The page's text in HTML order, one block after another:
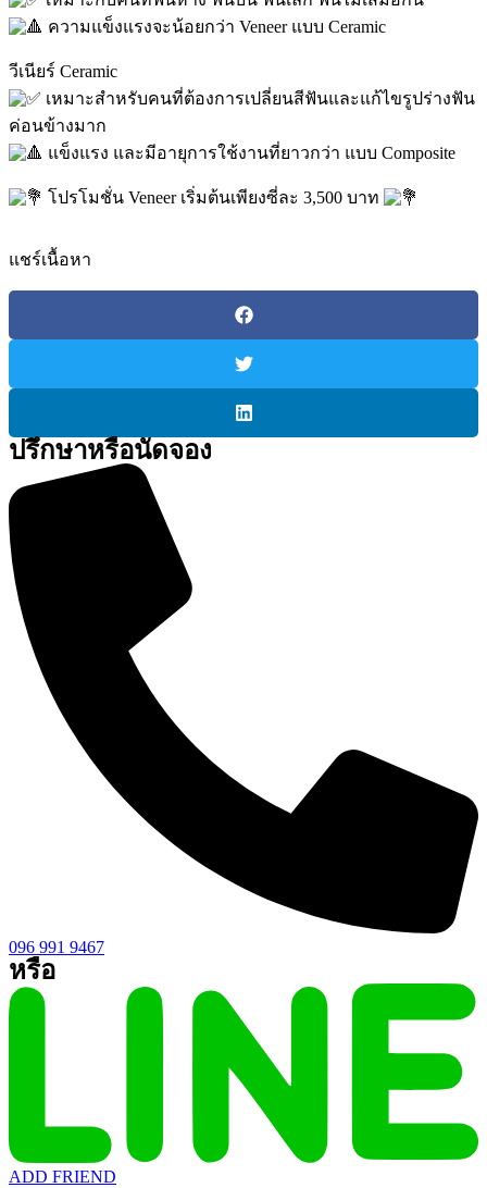
ความแข็งแรงจะน้อยกว่า Veneer แบบ Ceramic
วีเนียร์ Ceramic
เหมาะสำหรับคนที่ต้องการเปลี่ยนสีฟันและแก้ไขรูปร่างฟัน
ค่อนข้างมาก
แข็งแรง และมีอายุการใช้งานที่ยาวกว่า แบบ Composite
โปรโมชั่น Veneer เริ่มต้นเพียงซี่ละ 3,500 บาท
แชร์เนื้อหา
ปรึกษาหรือนัดจอง
096 991 9467
หรือ
ADD FRIEND